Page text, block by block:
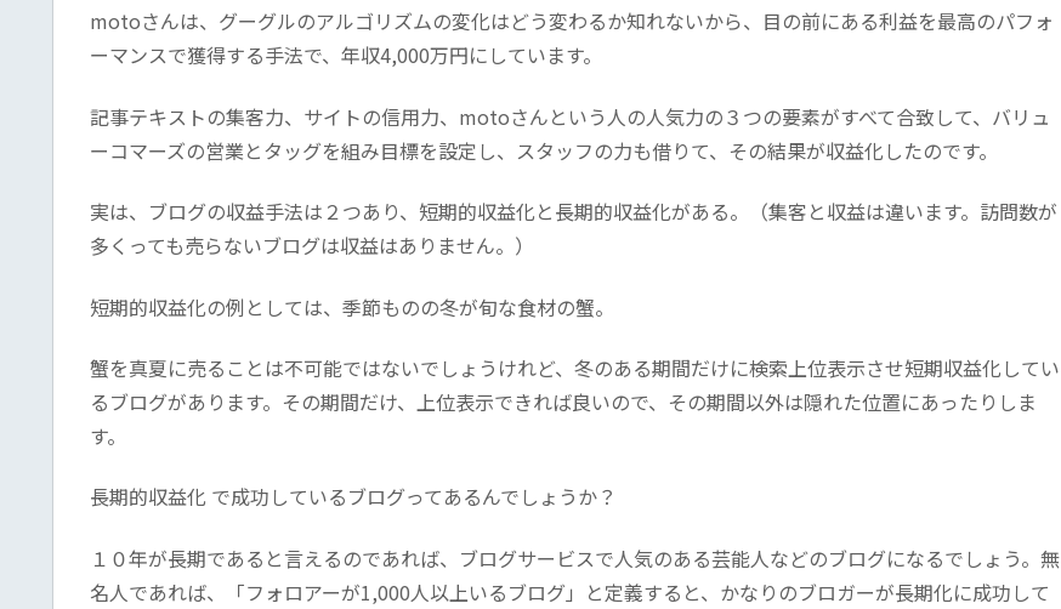
motoさんは、グーグルのアルゴリズムの変化はどう変わるか知れないから、目の前にある利益を最高のパフォ
ーマンスで獲得する手法で、年収4,000万円にしています。
記事テキストの集客力、サイトの信用力、motoさんという人の人気力の３つの要素がすべて合致して、バリュ
ーコマーズの営業とタッグを組み目標を設定し、スタッフの力も借りて、その結果が収益化したのです。
実は、ブログの収益手法は２つあり、短期的収益化と長期的収益化がある。（集客と収益は違います。訪問数が
多くっても売らないブログは収益はありません。）
短期的収益化の例としては、季節ものの冬が旬な食材の蟹。
蟹を真夏に売ることは不可能ではないでしょうけれど、冬のある期間だけに検索上位表示させ短期収益化してい
るブログがあります。その期間だけ、上位表示できれば良いので、その期間以外は隠れた位置にあったりしま
す。
長期的収益化 で成功しているブログってあるんでしょうか？
１０年が長期であると言えるのであれば、ブログサービスで人気のある芸能人などのブログになるでしょう。無
名人であれば、「フォロアーが1,000人以上いるブログ」と定義すると、かなりのブロガーが長期化に成功して